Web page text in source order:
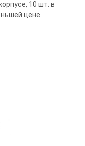
10 шт. в
цене.